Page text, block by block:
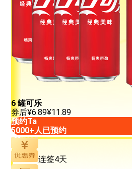
6 罐可乐
券后¥6.89¥11.89
预约Ta
5000+人已预约
连签4天